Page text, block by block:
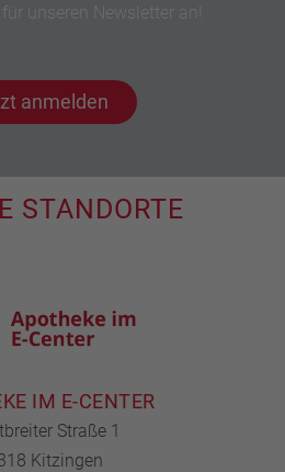
unseren Newsletter an!
anmelden
STANDORTE
IM E-CENTER
Straße 1
Kitzingen